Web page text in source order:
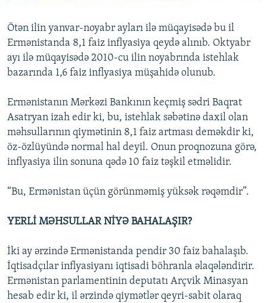
İZ - MƏDƏNIYYƏT PROQRAMI
MATERIALLARIMIZDAN ISTIFADƏ
AZADLIQRADIOSU MOBIL TELEFONUNUZDA
BIZIMLƏ ƏLAQƏ
XƏBƏR BÜLLETENLƏRIMIZ
RFE/RL-in bütün saytları
Ötən ilin yanvar-noyabr ayları ilə müqayisədə bu il
Ermənistanda 8,1 faiz inflyasiya qeydə alınıb. Oktyabr
ayı ilə müqayisədə 2010-cu ilin noyabrında istehlak
bazarında 1,6 faiz inflyasiya müşahidə olunub.
Ermənistanın Mərkəzi Bankının keçmiş sədri Baqrat
Asatryan izah edir ki, bu, istehlak səbətinə daxil olan
məhsullarının qiymətinin 8,1 faiz artması deməkdir ki,
öz-özlüyündə normal hal deyil. Onun proqnozuna görə,
inflyasiya ilin sonuna qədə 10 faiz təşkil etməlidir.
“Bu, Ermənistan üçün görünməmiş yüksək rəqəmdir”.
YERLİ MƏHSULLAR NİYƏ BAHALAŞIR?
İki ay ərzində Ermənistanda pendir 30 faiz bahalaşıb.
İqtisadçılar inflyasiyanı iqtisadi böhranla əlaqələndirir.
Ermənistan parlamentinin deputatı Arçvik Minasyan
hesab edir ki, il ərzində qiymətlər qeyri-sabit olaraq